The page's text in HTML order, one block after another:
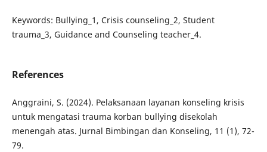
Keywords: Bullying_1, Crisis counseling_2, Student
trauma_3, Guidance and Counseling teacher_4.
References
Anggraini, S. (2024). Pelaksanaan layanan konseling krisis
untuk mengatasi trauma korban bullying disekolah
menengah atas. Jurnal Bimbingan dan Konseling, 11 (1), 72-
79.